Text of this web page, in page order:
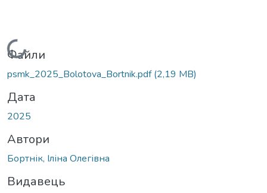
Вантажиться...
Файли
psmk_2025_Bolotova_Bortnik.pdf(2,19 MB)
Дата
2025
Автори
Бортнік, Іліна Олегівна
Видавець